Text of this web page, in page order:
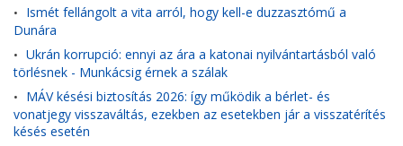
• Ismét fellángolt a vita arról, hogy kell-e duzzasztómű a
Dunára
• Ukrán korrupció: ennyi az ára a katonai nyilvántartásból való
törlésnek - Munkácsig érnek a szálak
• MÁV késési biztosítás 2026: így működik a bérlet- és
vonatjegy visszaváltás, ezekben az esetekben jár a visszatérítés
késés esetén